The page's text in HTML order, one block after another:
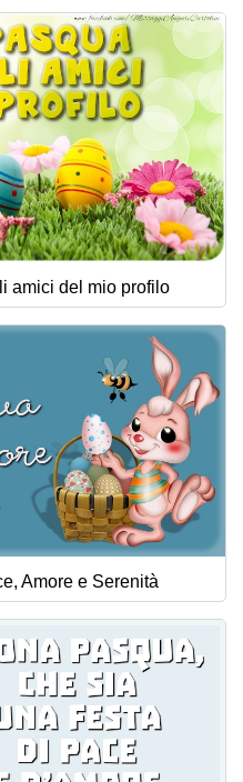
amici del mio profilo
Amore e Serenità